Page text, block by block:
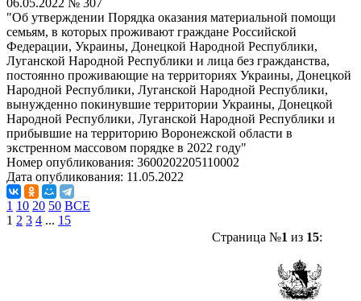
06.05.2022 № 307
"Об утверждении Порядка оказания материальной помощи
семьям, в которых проживают граждане Российской
Федерации, Украины, Донецкой Народной Республики,
Луганской Народной Республики и лица без гражданства,
постоянно проживающие на территориях Украины, Донецкой
Народной Республики, Луганской Народной Республики,
вынужденно покинувшие территории Украины, Донецкой
Народной Республики, Луганской Народной Республики и
прибывшие на территорию Воронежской области в
экстренном массовом порядке в 2022 году"
Номер опубликования: 3600202205110002
Дата опубликования: 11.05.2022
1 10 20 50 ВСЕ
1 2 3 4 ... 15
Страница №1 из 15: